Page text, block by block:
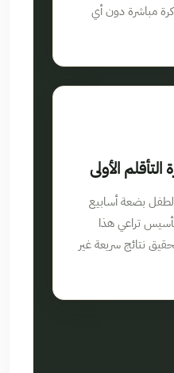
مباشرة دون أي
الأولى
بضعة أسابيع
تراعي هذا
نتائج سريعة غير